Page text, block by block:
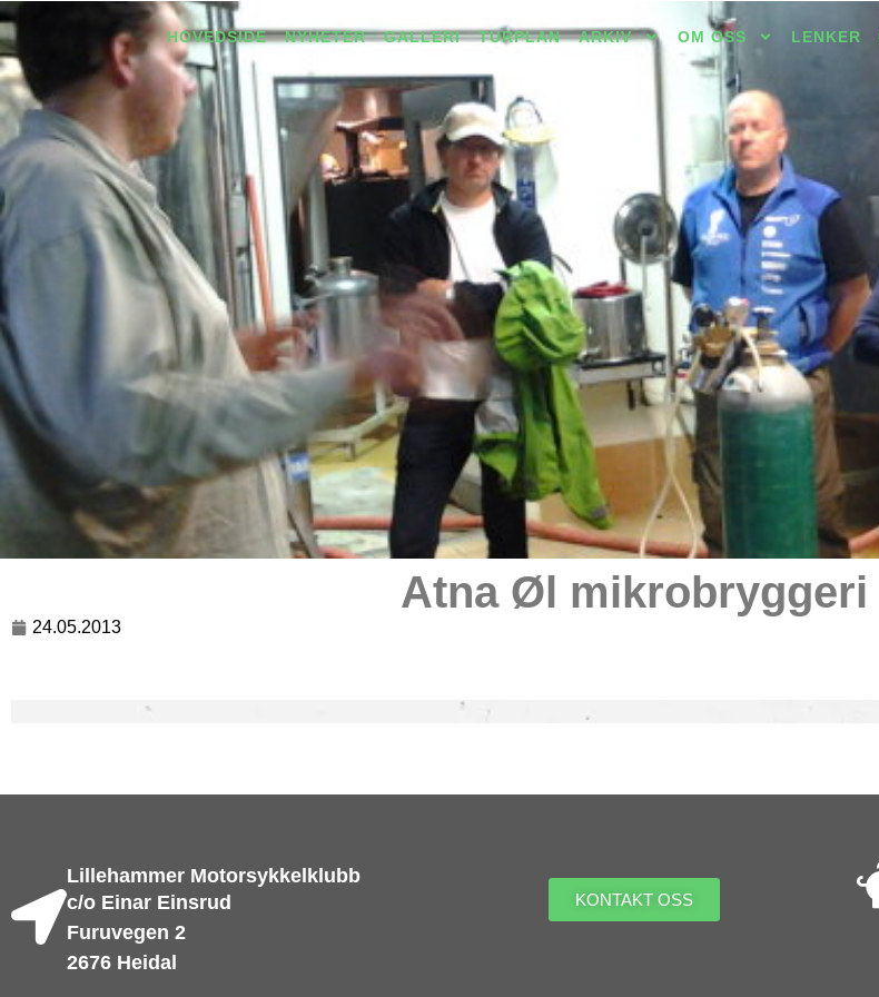
HOVEDSIDE NYHETER GALLERI TURPLAN ARKIV OM OSS LENKER
Atna Øl mikrobryggeri
24.05.2013
Lillehammer Motorsykkelklubb
c/o Einar Einsrud
Furuvegen 2
2676 Heidal
KONTAKT OSS